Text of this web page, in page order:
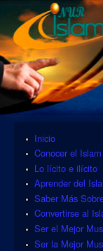
Inicio
Conocer el Islam
Lo lícito e ilícito
Aprender del
Saber Más
Convertirse al
Ser el Mejor
Ser la Mejor